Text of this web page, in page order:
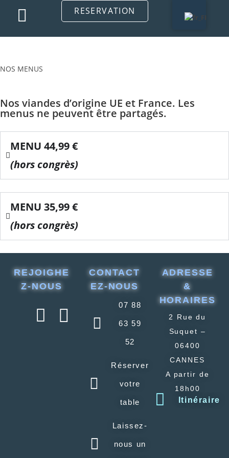
RESERVATION
NOS MENUS
Nos viandes d’origine UE et France. Les
menus ne peuvent être partagés.
MENU 44,99 €
(hors congrès)
MENU 35,99 €
(hors congrès)
REJOIGHE
Z-NOUS
CONTACT
EZ-NOUS
07 88
63 59
52
Réserver
votre
table
Laissez-
nous un
ADRESSE
&
HORAIRES
2 Rue du
Suquet –
06400
CANNES
A partir de
18h00
Itinéraire